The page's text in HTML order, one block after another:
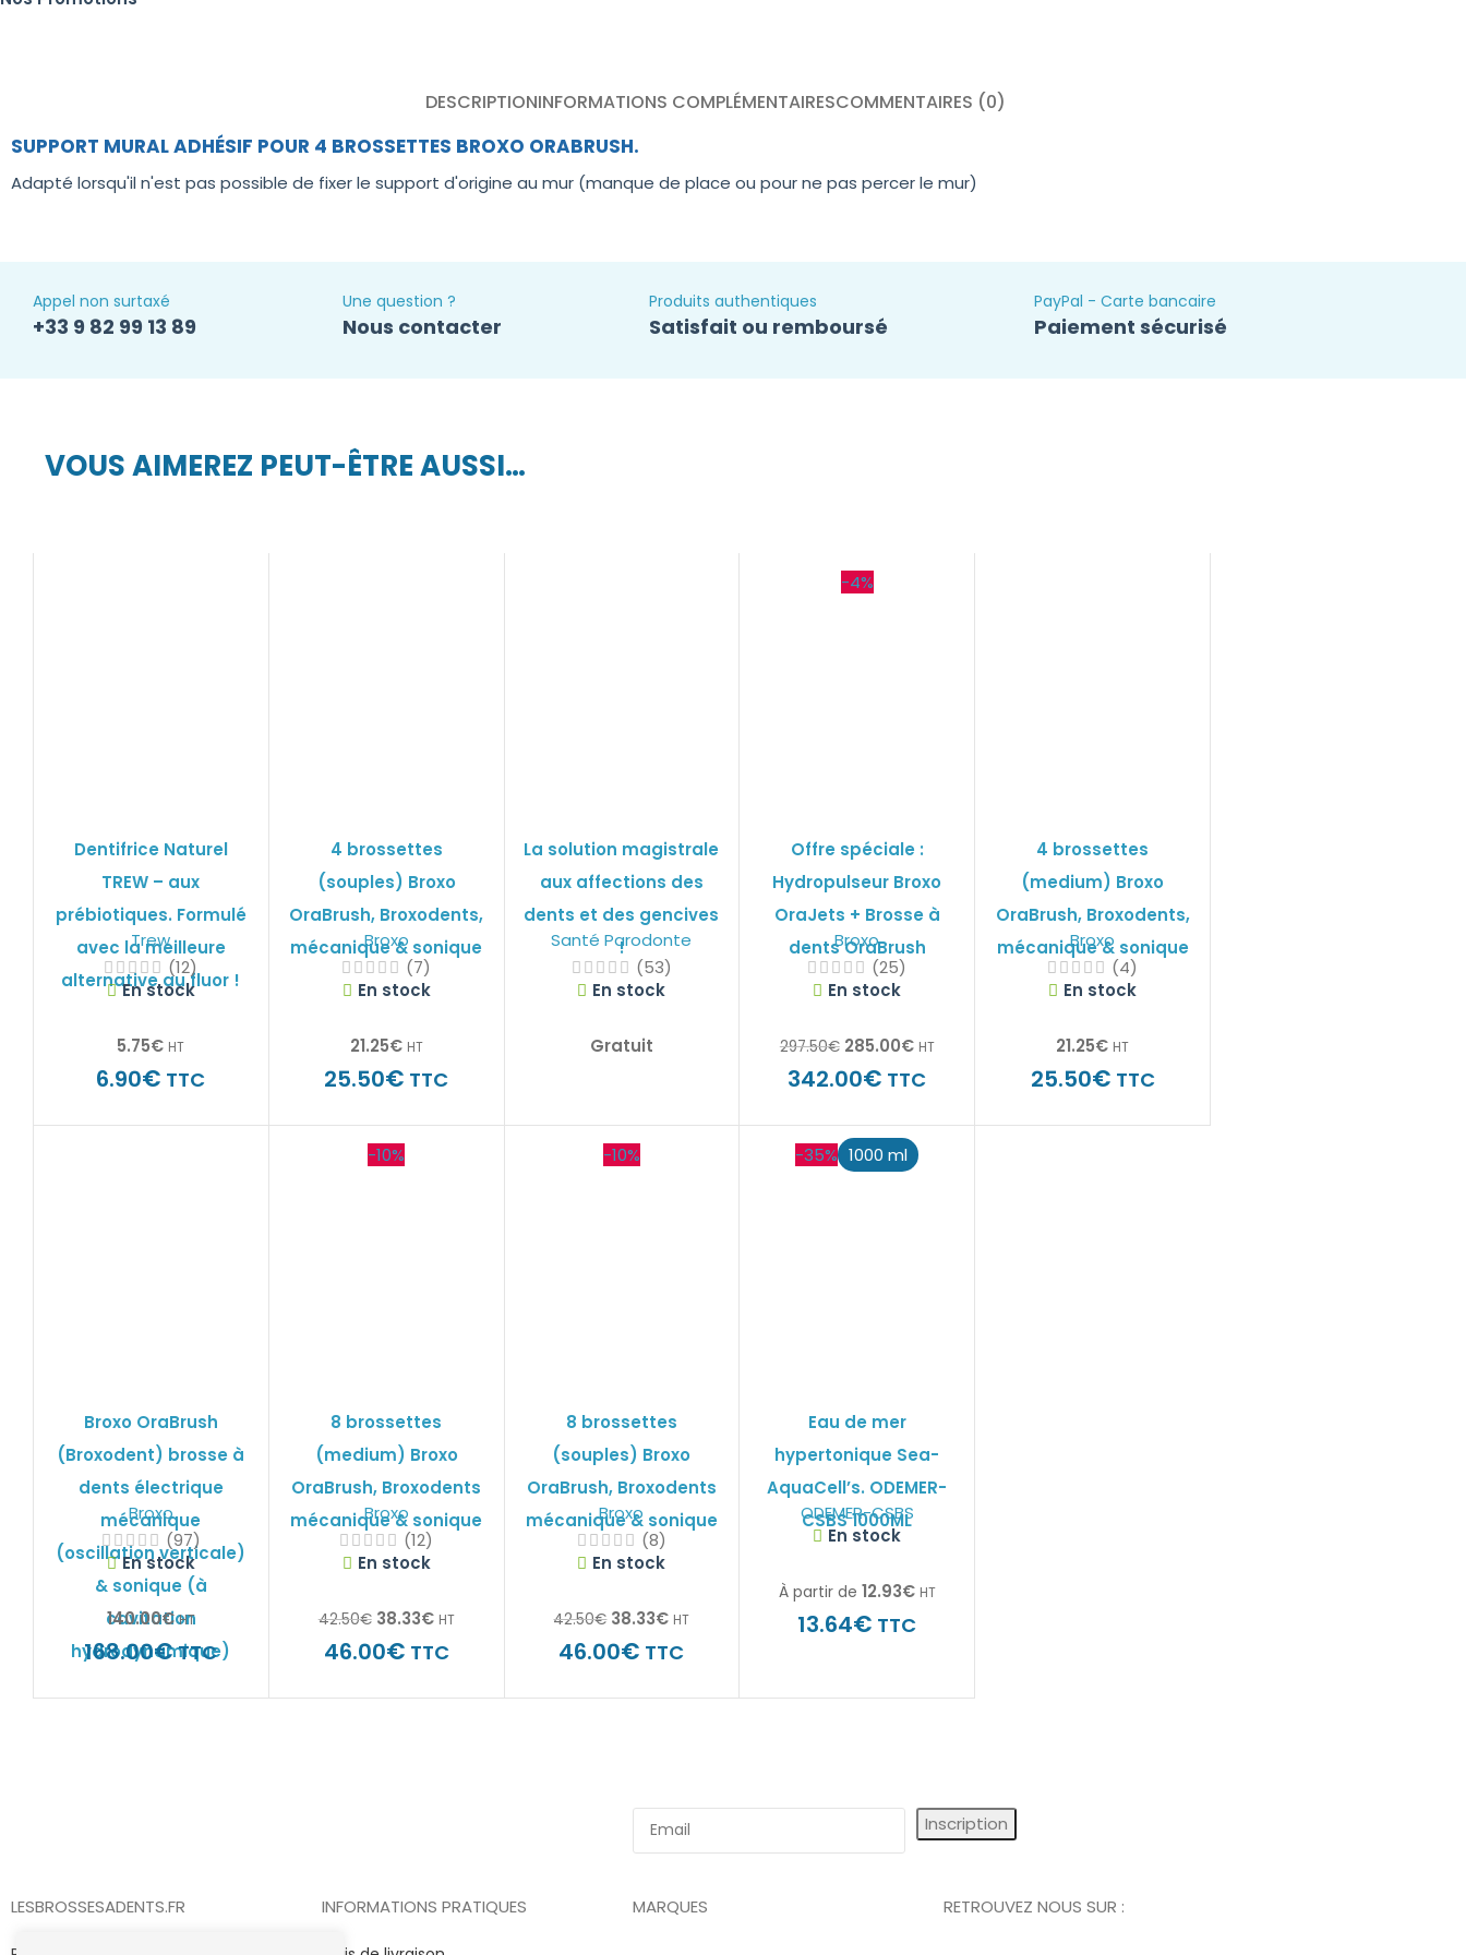
DESCRIPTIONINFORMATIONS COMPLÉMENTAIRESCOMMENTAIRES (0)
SUPPORT MURAL ADHÉSIF POUR 4 BROSSETTES BROXO ORABRUSH.
Adapté lorsqu'il n'est pas possible de fixer le support d'origine au mur (manque de place ou pour ne pas percer le mur)
Appel non surtaxé
+33 9 82 99 13 89
Une question ?
Nous contacter
Produits authentiques
Satisfait ou remboursé
PayPal - Carte bancaire
Paiement sécurisé
VOUS AIMEREZ PEUT-ÊTRE AUSSI…
Dentifrice Naturel
TREW – aux
prébiotiques. Formulé
avec la meilleure
alternative au fluor !
Trew
(12)
En stock
5.75€ HT
6.90€ TTC
4 brossettes
(souples) Broxo
OraBrush, Broxodents,
mécanique & sonique
Broxo
(7)
En stock
21.25€ HT
25.50€ TTC
La solution magistrale
aux affections des
dents et des gencives
!
Santé Parodonte
(53)
En stock
Gratuit
-4%
Offre spéciale :
Hydropulseur Broxo
OraJets + Brosse à
dents OraBrush
Broxo
(25)
En stock
297.50€ 285.00€ HT
342.00€ TTC
4 brossettes
(medium) Broxo
OraBrush, Broxodents,
mécanique & sonique
Broxo
(4)
En stock
21.25€ HT
25.50€ TTC
Broxo OraBrush
(Broxodent) brosse à
dents électrique
mécanique
(oscillation verticale)
& sonique (à
cavitation
hydrodynamique)
Broxo
(97)
En stock
140.00€ HT
168.00€TTC
-10%
8 brossettes
(medium) Broxo
OraBrush, Broxodents
mécanique & sonique
Broxo
(12)
En stock
42.50€ 38.33€ HT
46.00€ TTC
-10%
8 brossettes
(souples) Broxo
OraBrush, Broxodents
mécanique & sonique
Broxo
(8)
En stock
42.50€ 38.33€ HT
46.00€ TTC
-35% 1000 ml
Eau de mer
hypertonique Sea-
AquaCell’s. ODEMER-
CSBS 1000ML
ODEMER-CSBS
En stock
À partir de 12.93€ HT
13.64€ TTC
Inscription
LESBROSSESADENTS.FR INFORMATIONS PRATIQUES MARQUES RETROUVEZ NOUS SUR :